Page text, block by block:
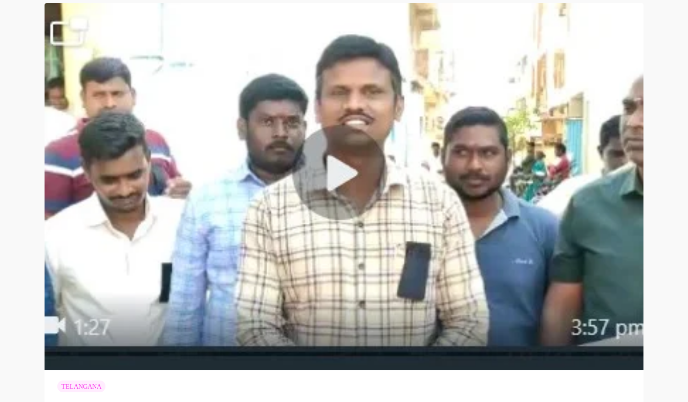
TELANGANA